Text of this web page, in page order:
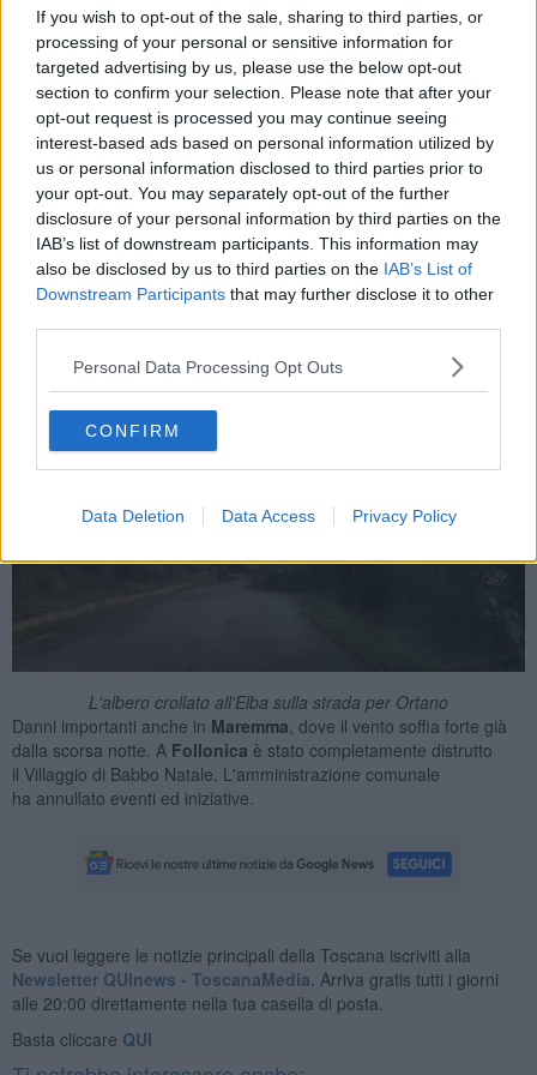
If you wish to opt-out of the sale, sharing to third parties, or
processing of your personal or sensitive information for
targeted advertising by us, please use the below opt-out
section to confirm your selection. Please note that after your
opt-out request is processed you may continue seeing
interest-based ads based on personal information utilized by
us or personal information disclosed to third parties prior to
your opt-out. You may separately opt-out of the further
disclosure of your personal information by third parties on the
IAB’s list of downstream participants. This information may
also be disclosed by us to third parties on the IAB’s List of
Downstream Participants that may further disclose it to other
Personal Data Processing Opt Outs
CONFIRM
Data Deletion Data Access Privacy Policy
La furia dei venti ha abbattuto anche diversi alberi. A Portoferraio
due grossi rami di pino sono piombati su un'autoche
fortunatamente si trovava in quel momento in sosta vicino a piazza
Dante.
Un albero è invece crollato in carreggiata sullastrada per Ortano
sul versante riese, mentre per questioni di sicurezza sono state
anche chiuse le strade della Civillina e del Monte Peroneinvase
da fogliame e rami.
L'albero crollato all'Elba sulla strada per Ortano
Danni importanti anche in Maremma , dove il vento soffia forte già
dalla scorsa notte. A Follonica è stato completamente distrutto
il Villaggio di Babbo Natale. L'amministrazione comunale
ha annullato eventi ed iniziative.
Se vuoi leggere le notizie principali della Toscana iscriviti alla
Newsletter QUInews - ToscanaMedia. Arriva gratis tutti i giorni
alle 20:00 direttamente nella tua casella di posta.
Basta cliccare QUI